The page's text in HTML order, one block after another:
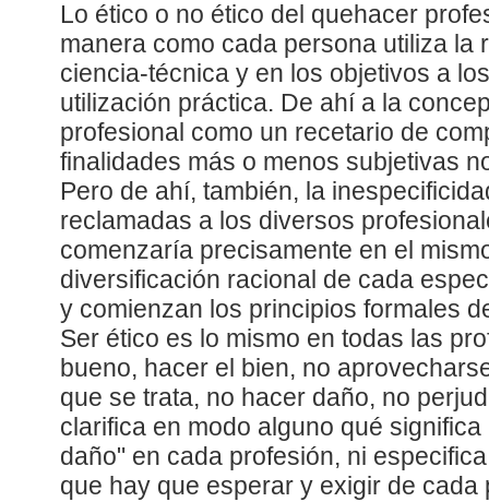
Lo ético o no ético del quehacer
manera como cada persona utiliza la
ciencia-técnica y en los objetivos a
utilización práctica. De ahí a la
profesional como un recetario de
finalidades más o menos subjetivas
Pero de ahí, también, la
reclamadas a los diversos
comenzaría precisamente en el
diversificación racional de cada
y comienzan los principios formales
Ser ético es lo mismo en todas las
bueno, hacer el bien, no
que se trata, no hacer daño, no
clarifica en modo alguno qué
daño" en cada profesión, ni
que hay que esperar y exigir de cada